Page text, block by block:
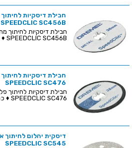
SPEEDCLIC SC456B
SPEEDCLIC SC456B ♦ כמות בחבילה : 12 יחידות ...
SPEEDCLIC SC476
SPEEDCLIC SC476 ♦ כמות בחבילה : 5 יחידות ...
SPEEDCLIC SC545